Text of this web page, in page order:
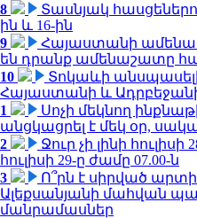
8
Տասնյակ
ին և 16-ին
9
Հայաստանի
են դրանք ամենաշատը
10
Տոկաևի
Հայաստանի և
1
Սոչի մեկնող
անցկացրել է մեկ օր,
2
Ջուր չի լինի
հուլիսի 29-ը ժամը 07.00-ն
3
Ո՞րն է սիրված
Ալեքսանյանի մահվան
մանրամասներ